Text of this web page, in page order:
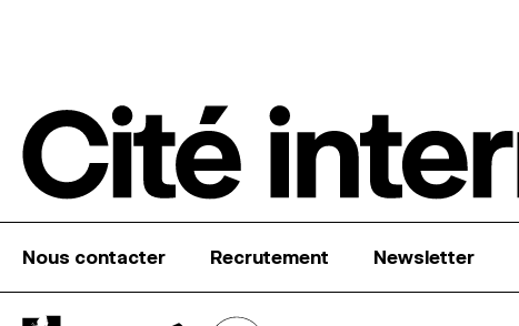
Nous contacter Recrutement Newsletter